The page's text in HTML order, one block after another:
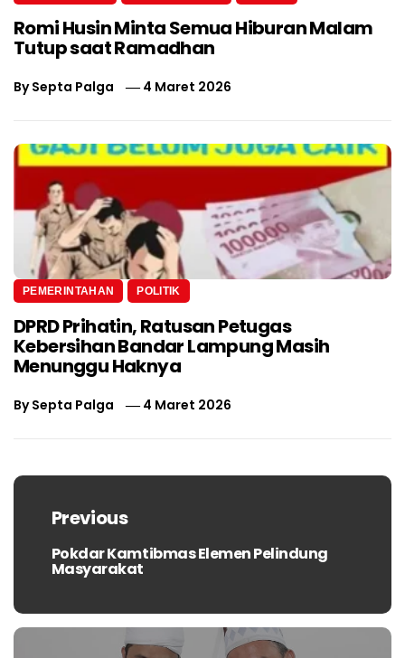
Romi Husin Minta Semua Hiburan Malam
Tutup saat Ramadhan
BySepta Palga 4 Maret 2026
PEMERINTAHAN POLITIK
DPRD Prihatin, Ratusan Petugas
Kebersihan Bandar Lampung Masih
Menunggu Haknya
BySepta Palga 4 Maret 2026
Navigasi
posPrevious
Previous
post:
Pokdar Kamtibmas Elemen Pelindung
Masyarakat